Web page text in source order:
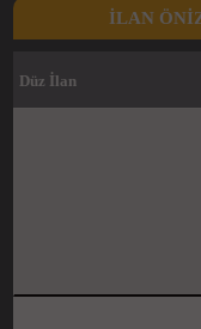
İLAN
Düz İlan